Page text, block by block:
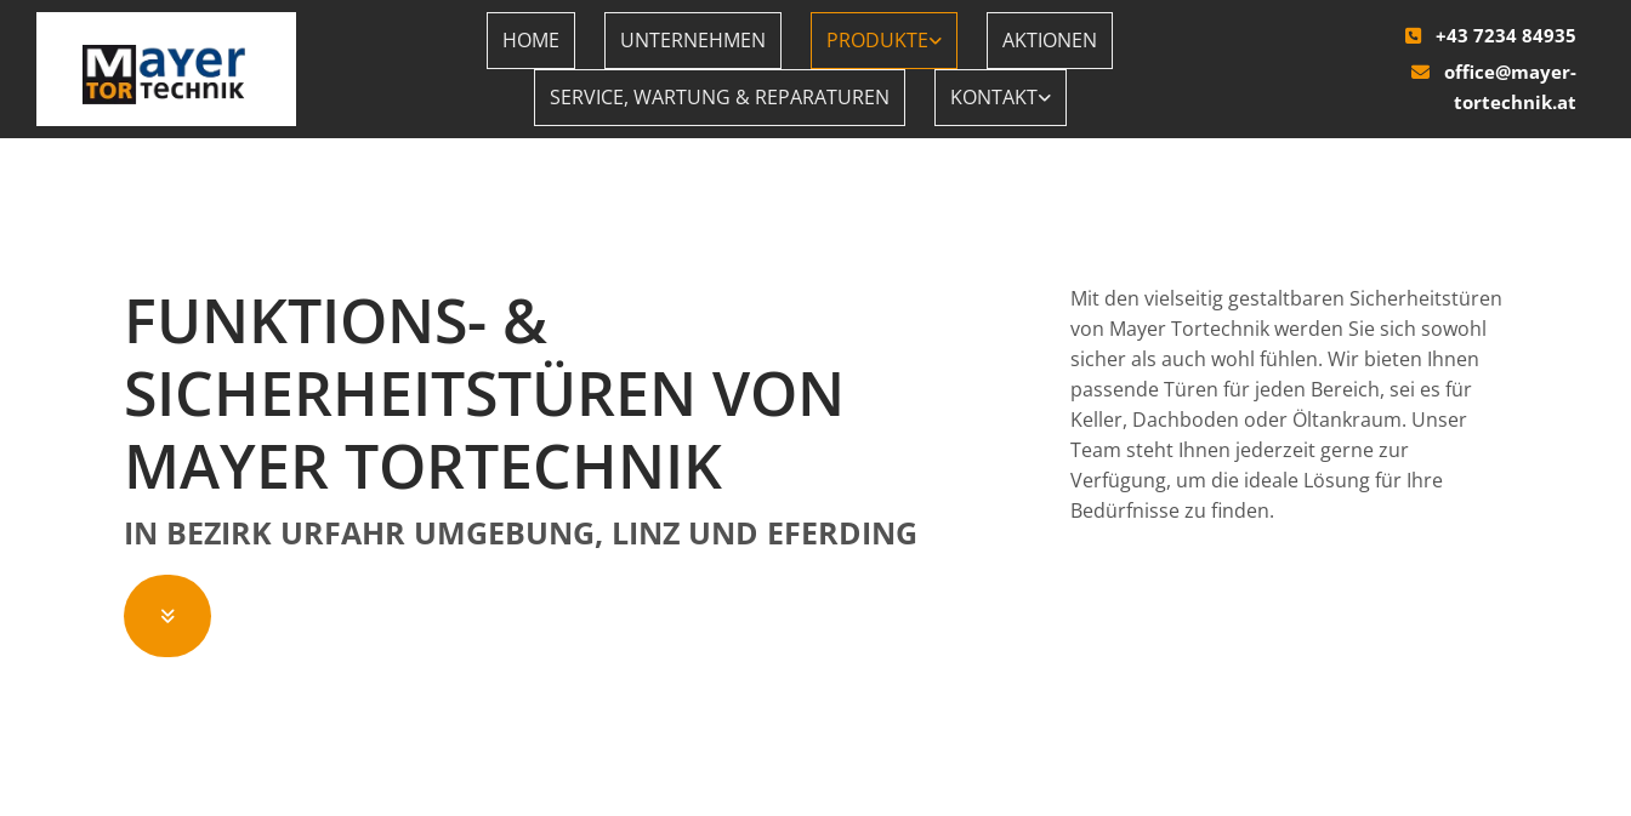
HOME UNTERNEHMEN PRODUKTE AKTIONEN
SERVICE, WARTUNG & REPARATUREN KONTAKT
 +43 7234 84935

office@mayer-
tortechnik.at
FUNKTIONS- &
SICHERHEITSTÜREN VON
MAYER TORTECHNIK
IN BEZIRK URFAHR UMGEBUNG, LINZ UND EFERDING
Mit den vielseitig gestaltbaren Sicherheitstüren
von Mayer Tortechnik werden Sie sich sowohl
sicher als auch wohl fühlen. Wir bieten Ihnen
passende Türen für jeden Bereich, sei es für
Keller, Dachboden oder Öltankraum. Unser
Team steht Ihnen jederzeit gerne zur
Verfügung, um die ideale Lösung für Ihre
Bedürfnisse zu finden.